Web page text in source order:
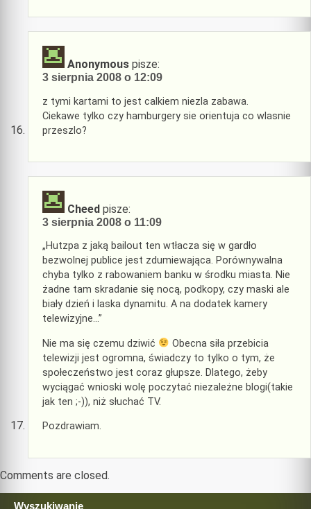
Anonymous pisze:
3 sierpnia 2008 o 12:09
z tymi kartami to jest calkiem niezla zabawa.
Ciekawe tylko czy hamburgery sie orientuja co wlasnie
przeszlo?
Cheed pisze:
3 sierpnia 2008 o 11:09
„Hutzpa z jaką bailout ten wtłacza się w gardło
bezwolnej publice jest zdumiewająca. Porównywalna
chyba tylko z rabowaniem banku w środku miasta. Nie
żadne tam skradanie się nocą, podkopy, czy maski ale
biały dzień i laska dynamitu. A na dodatek kamery
telewizyjne…”
Nie ma się czemu dziwić
Obecna siła przebicia
telewizji jest ogromna, świadczy to tylko o tym, że
społeczeństwo jest coraz głupsze. Dlatego, żeby
wyciągać wnioski wolę poczytać niezależne blogi(takie
jak ten ;-)), niż słuchać TV.
Pozdrawiam.
Comments are closed.
Wyszukiwanie